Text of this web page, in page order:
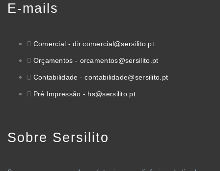
E-mails
Comercial - dir.comercial@sersilito.pt
Orçamentos - orcamentos@sersilito.pt
Contabilidade - contabilidade@sersilito.pt
Pré Impressão - hs@sersilito.pt
Sobre Sersilito